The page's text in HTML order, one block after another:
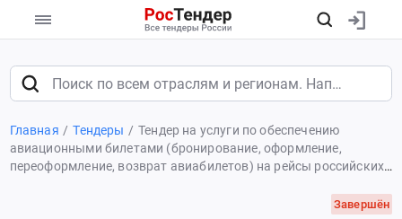
Главная Тендеры
Тендер на услуги по обеспечению
авиационными билетами (бронирование, оформление,
переоформление, возврат авиабилетов) на рейсы российских
категорий (на креслах-колясках, на носилках), в том числе
Завершён